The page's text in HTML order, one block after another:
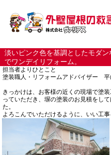
淡いピンク色を基調としたモダ
でワンデイリフォーム。
担当者よりひとこと
塗装職人・リフォームアドバイザー 平
きっかけは、お客様の近くの現場で塗
っていただき、塀の塗装のお見積をし
た。
よろこんでいただけるように、いい工事